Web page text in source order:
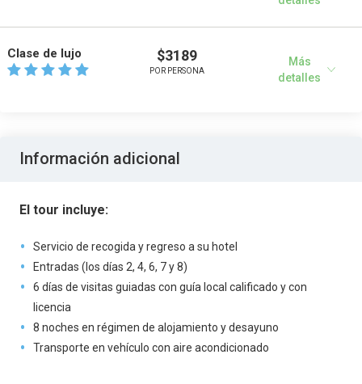
Clase de lujo $3189
POR PERSONA
Más
detalles
Información adicional
El tour incluye:
Servicio de recogida y regreso a su hotel
Entradas (los días 2, 4, 6, 7 y 8)
6 días de visitas guiadas con guía local calificado y con
licencia
8 noches en régimen de alojamiento y desayuno
Transporte en vehículo con aire acondicionado